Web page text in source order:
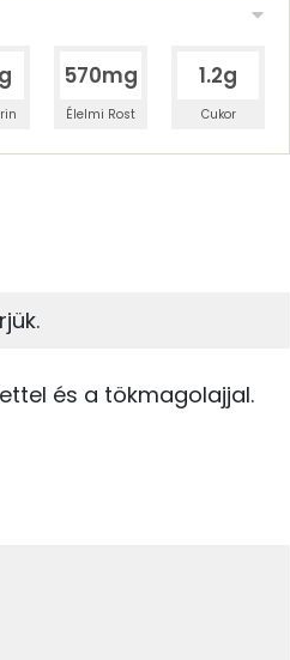
570mg
Élelmi Rost
1.2g
Cukor
és a tökmagolajjal.